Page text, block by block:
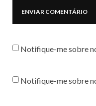
Notifique-me sobre
Notifique-me sobre